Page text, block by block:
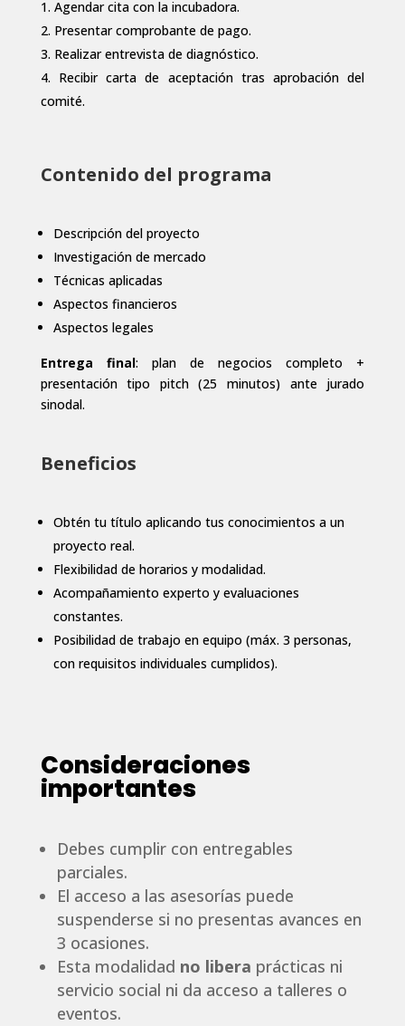
Agendar cita con la incubadora.
Presentar comprobante de pago.
Realizar entrevista de diagnóstico.
Recibir carta de aceptación tras aprobación del
comité.
Contenido del programa
Descripción del proyecto
Investigación de mercado
Técnicas aplicadas
Aspectos financieros
Aspectos legales
Entrega final: plan de negocios completo +
presentación tipo pitch (25 minutos) ante jurado
sinodal.
Beneficios
Obtén tu título aplicando tus conocimientos a un
proyecto real.
Flexibilidad de horarios y modalidad.
Acompañamiento experto y evaluaciones
constantes.
Posibilidad de trabajo en equipo (máx. 3 personas,
con requisitos individuales cumplidos).
Consideraciones
importantes
Debes cumplir con entregables
parciales.
El acceso a las asesorías puede
suspenderse si no presentas avances en
3 ocasiones.
Esta modalidad no libera prácticas ni
servicio social ni da acceso a talleres o
eventos.